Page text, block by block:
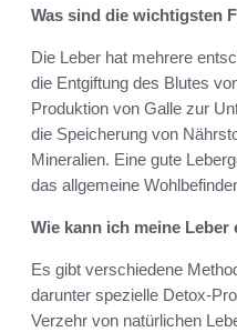
Was sind die wichtigsten
Die Leber hat mehrere
die Entgiftung des Blutes
Produktion von Galle zur
die Speicherung von
Mineralien. Eine gute
das allgemeine
Wie kann ich meine Leber
Es gibt verschiedene
darunter spezielle Detox-
Verzehr von natürlichen